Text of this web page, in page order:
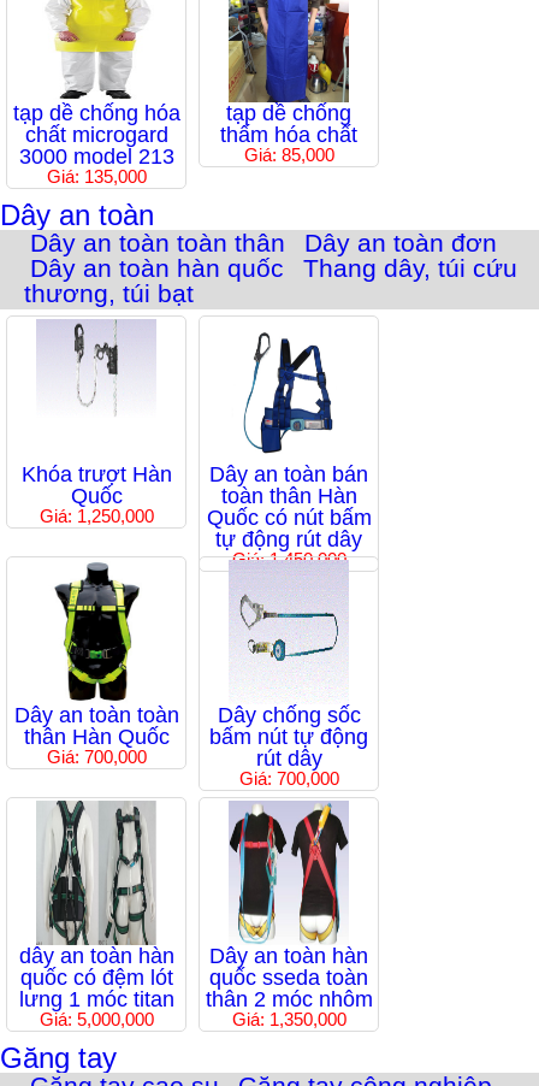
tạp dề chống hóa
chất microgard
3000 model 213
Giá: 135,000
tạp dề chống
thấm hóa chất
Giá: 85,000
Dây an toàn
Dây an toàn toàn thân
Dây an toàn đơn
Dây an toàn hàn quốc
Thang dây, túi cứu
thương, túi bạt
Khóa trượt Hàn
Quốc
Giá: 1,250,000
Dây an toàn bán
toàn thân Hàn
Quốc có nút bấm
tự động rút dây
Giá: 1,450,000
Dây an toàn toàn
thân Hàn Quốc
Giá: 700,000
Dây chống sốc
bấm nút tự động
rút dây
Giá: 700,000
dây an toàn hàn
quốc có đệm lót
lưng 1 móc titan
Giá: 5,000,000
Dây an toàn hàn
quốc sseda toàn
thân 2 móc nhôm
Giá: 1,350,000
Găng tay